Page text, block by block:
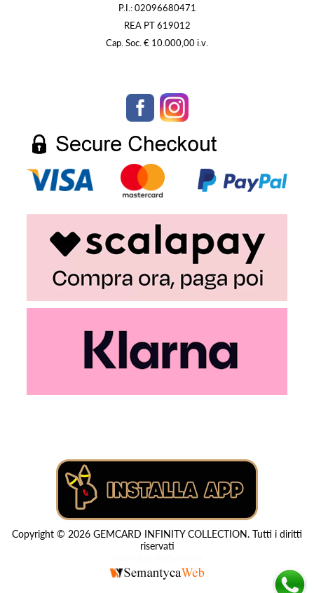
P.I.: 02096680471
REA PT 619012
Cap. Soc. € 10.000,00 i.v.
Copyright © 2026 GEMCARD INFINITY COLLECTION. Tutti i diritti
riservati